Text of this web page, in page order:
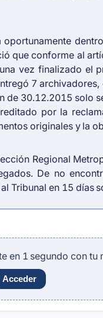
que conforme al
vez finalizado el
7
de 30.12.2015 solo
por la
originales y la
Regional
De no
Tribunal en 15 días
en 1 segundo con tu
Acceder